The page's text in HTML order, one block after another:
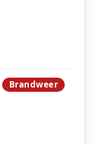
Brandweer